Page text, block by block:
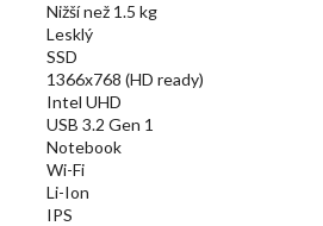
Nižší než 1.5 kg
Lesklý
SSD
1366x768 (HD ready)
Intel UHD
USB 3.2 Gen 1
Notebook
Wi-Fi
Li-Ion
IPS